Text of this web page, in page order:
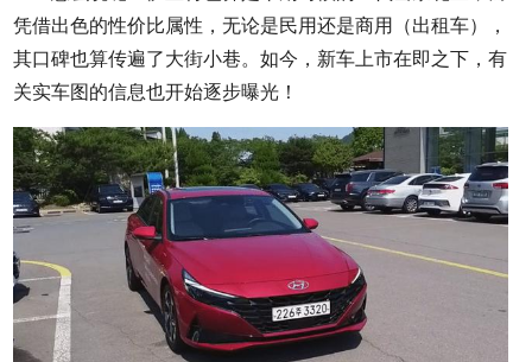
凭借出色的性价比属性，无论是民用还是商用（出租车），
其口碑也算传遍了大街小巷。如今，新车上市在即之下，有
关实车图的信息也开始逐步曝光！